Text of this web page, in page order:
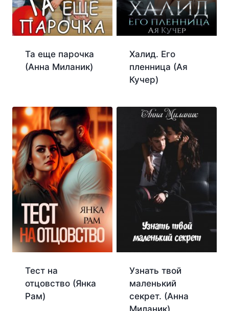
Та еще парочка
(Анна Миланик)
Халид. Его
пленница (Ая
Кучер)
Тест на
отцовство (Янка
Рам)
Узнать твой
маленький
секрет. (Анна